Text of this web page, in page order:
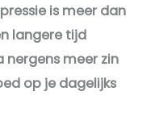
is meer dan
langere tijd
meer zin
op je dagelijks